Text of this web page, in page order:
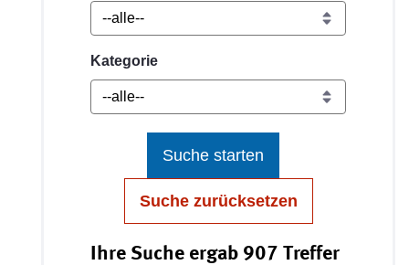
Kategorie
Suche starten
Suche zurücksetzen
Ihre Suche ergab 907 Treffer